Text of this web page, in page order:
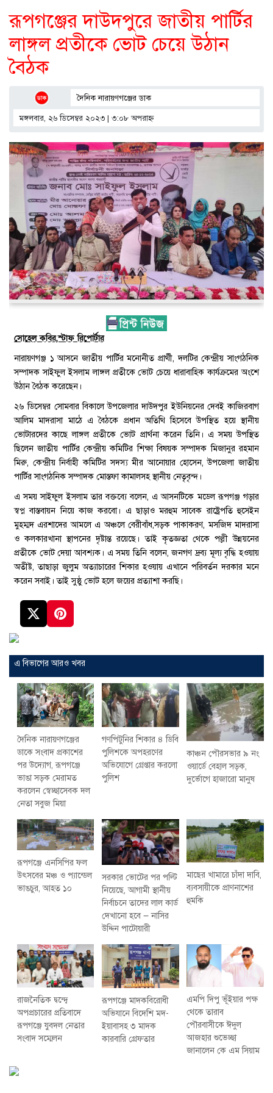
রূপগঞ্জের দাউদপুরে জাতীয় পার্টির
লাঙ্গল প্রতীকে ভোট চেয়ে উঠান
বৈঠক
দৈনিক নারায়ণগঞ্জের ডাক
মঙ্গলবার, ২৬ ডিসেম্বর ২০২৩ | ৩:০৮ অপরাহ্ণ
সোহেল কবির,স্টাফ রিপোর্টার
নারায়ণগঞ্জ ১ আসনে জাতীয় পার্টির মনোনীত প্রার্থী, দলটির কেন্দ্রীয় সাংগঠনিক
সম্পাদক সাইফুল ইসলাম লাঙ্গল প্রতীকে ভোট চেয়ে ধারাবাহিক কার্যক্রমের অংশে
উঠান বৈঠক করেছেন।
২৬ ডিসেম্বর সোমবার বিকালে উপজেলার দাউদপুর ইউনিয়নের দেবই কাজিরবাগ
আলিম মাদরাসা মাঠে এ বৈঠকে প্রধান অতিথি হিসেবে উপস্থিত হয়ে স্থানীয়
ভোটারদের কাছে লাঙ্গল প্রতীকে ভোট প্রার্থনা করেন তিনি। এ সময় উপস্থিত
ছিলেন জাতীয় পার্টির কেন্দ্রীয় কমিটির শিক্ষা বিষয়ক সম্পাদক মিজানুর রহমান
মিরু, কেন্দ্রীয় নির্বাহী কমিটির সদস্য মীর আনোয়ার হোসেন, উপজেলা জাতীয়
পার্টির সাংগঠনিক সম্পাদক মোস্তফা কামালসহ স্থানীয় নেতৃবৃন্দ।
এ সময় সাইফুল ইসলাম তার বক্তব্যে বলেন, এ আসনটিকে মডেল রূপগঞ্জ গড়ার
স্বপ্ন বাস্তবায়ন নিয়ে কাজ করবো। এ ছাড়াও মরহুম সাবেক রাষ্ট্রেপতি হুসেইন
মুহম্মদ এরশাদের আমলে এ অঞ্চলে বেরীবাঁধ,সড়ক পাকাকরণ, মসজিদ মাদরাসা
ও কলকারখানা স্থাপনের দৃষ্টান্ত রয়েছে। তাই কৃতজ্ঞতা থেকে পল্লী উন্নয়নের
প্রতীকে ভোট দেয়া আবশ্যক। এ সময় তিনি বলেন, জনগণ দ্রব্য মূল্য বৃদ্ধি হওয়ায়
অতীষ্ট, তাছাড়া জুলুম অত্যাচারের শিকার হওয়ায় এখানে পরিবর্তন দরকার মনে
করেন সবাই। তাই সুষ্ঠু ভোট হলে জয়ের প্রত্যাশা করছি।
এ বিভাগের আরও খবর
দৈনিক নারায়ণগঞ্জের
ডাকে সংবাদ প্রকাশের
পর উদ্যোগ, রূপগঞ্জে
ভাঙা সড়ক মেরামত
করলেন স্বেচ্ছাসেবক দল
নেতা সবুজ মিয়া
গণপিটুনির শিকার ৪ ডিবি
পুলিশকে অপহরণের
অভিযোগে গ্রেপ্তার করলো
পুলিশ
কাঞ্চন পৌরসভার ৯ নং
ওয়ার্ডে বেহাল সড়ক,
দুর্ভোগে হাজারো মানুষ
রূপগঞ্জে এনসিপির ফল
উৎসবের মঞ্চ ও প্যান্ডেল
ভাঙচুর, আহত ১০
সরকার ভোটের পর পল্টি
নিয়েছে, আগামী স্থানীয়
নির্বাচনে তাদের লাল কার্ড
দেখানো হবে — নাসির
উদ্দিন পাটোয়ারী
মাছের খামারে চাঁদা দাবি,
ব্যবসায়ীকে প্রাণনাশের
হুমকি
রাজনৈতিক দ্বন্দ্বে
অপপ্রচারের প্রতিবাদে
‎রূপগঞ্জে যুবদল নেতার
সংবাদ সম্মেলন ‎
রূপগঞ্জে মাদকবিরোধী
অভিযানে বিদেশি মদ-
ইয়াবাসহ ৩ মাদক
কারবারি গ্রেফতার
এমপি দিপু ভূঁইয়ার পক্ষ
থেকে তারাব
পৌরবাসীকে ঈদুল
আজহার শুভেচ্ছা
জানালেন কে এম সিয়াম